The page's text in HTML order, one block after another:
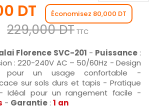
DT Économisez 80,000 DT
229,000 DT TTC
Florence SVC-201 - Puissance :
: 220-240V AC – 50/60Hz - Design
pour un usage confortable -
sur sols durs et tapis - Pratique
Idéal pour un rangement facile -
- Garantie : 1 an